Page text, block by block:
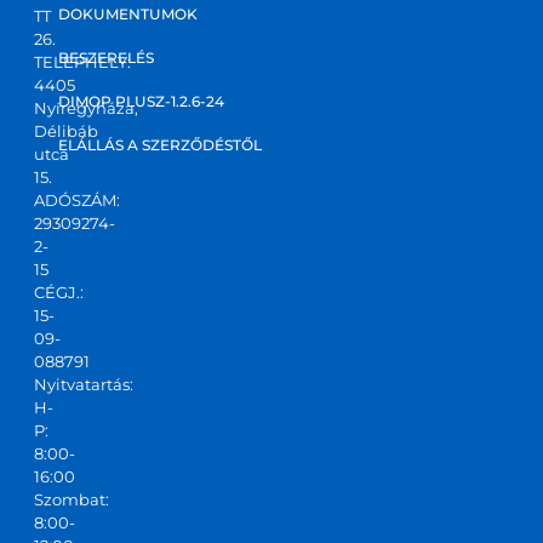
kis
TT
26.
TELEPHELY:
4405
Nyíregyháza,
Délibáb
utca
15.
ADÓSZÁM:
29309274-
2-
15
CÉGJ.:
15-
09-
088791
Nyitvatartás:
H-
P:
8:00-
16:00
Szombat:
8:00-
DOKUMENTUMOK
BESZERELÉS
DIMOP PLUSZ-1.2.6-24
ELÁLLÁS A SZERZŐDÉSTŐL